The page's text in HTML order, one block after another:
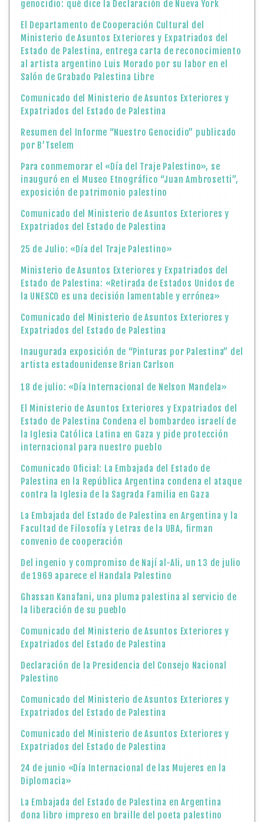
genocidio: qué dice la Declaración de Nueva York
El Departamento de Cooperación Cultural del
Ministerio de Asuntos Exteriores y Expatriados del
Estado de Palestina, entrega carta de reconocimiento
al artista argentino Luis Morado por su labor en el
Salón de Grabado Palestina Libre
Comunicado del Ministerio de Asuntos Exteriores y
Expatriados del Estado de Palestina
Resumen del Informe “Nuestro Genocidio” publicado
por B’Tselem
Para conmemorar el «Día del Traje Palestino», se
inauguró en el Museo Etnográfico “Juan Ambrosetti”,
exposición de patrimonio palestino
Comunicado del Ministerio de Asuntos Exteriores y
Expatriados del Estado de Palestina
25 de Julio: «Día del Traje Palestino»
Ministerio de Asuntos Exteriores y Expatriados del
Estado de Palestina: «Retirada de Estados Unidos de
la UNESCO es una decisión lamentable y errónea»
Comunicado del Ministerio de Asuntos Exteriores y
Expatriados del Estado de Palestina
Inaugurada exposición de “Pinturas por Palestina” del
artista estadounidense Brian Carlson
18 de julio: «Día Internacional de Nelson Mandela»
El Ministerio de Asuntos Exteriores y Expatriados del
Estado de Palestina Condena el bombardeo israelí de
la Iglesia Católica Latina en Gaza y pide protección
internacional para nuestro pueblo
Comunicado Oficial: La Embajada del Estado de
Palestina en la República Argentina condena el ataque
contra la Iglesia de la Sagrada Familia en Gaza
La Embajada del Estado de Palestina en Argentina y la
Facultad de Filosofía y Letras de la UBA, firman
convenio de cooperación
Del ingenio y compromiso de Nají al-Ali, un 13 de julio
de 1969 aparece el Handala Palestino
Ghassan Kanafani, una pluma palestina al servicio de
la liberación de su pueblo
Comunicado del Ministerio de Asuntos Exteriores y
Expatriados del Estado de Palestina
Declaración de la Presidencia del Consejo Nacional
Palestino
Comunicado del Ministerio de Asuntos Exteriores y
Expatriados del Estado de Palestina
Comunicado del Ministerio de Asuntos Exteriores y
Expatriados del Estado de Palestina
24 de junio «Día Internacional de las Mujeres en la
Diplomacia»
La Embajada del Estado de Palestina en Argentina
dona libro impreso en braille del poeta palestino